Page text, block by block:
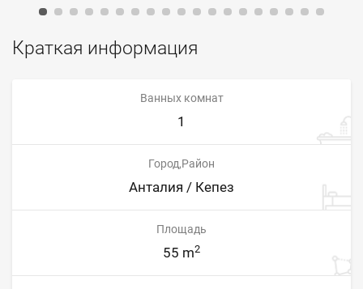
Краткая информация
Ванных комнат
1
Город,Район
Анталия / Кепез
Площадь
55 m2